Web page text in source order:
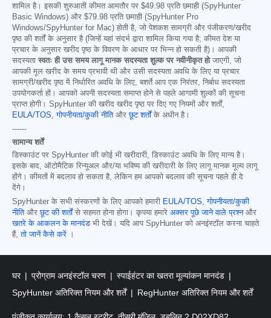
शामिल है। इसकी शुरुआती कीमत आमतौर पर $49.98 प्रति छमाही (SpyHunter
Basic Windows) और $79.98 प्रति छमाही (SpyHunter Pro
Windows/SpyHunter for Mac) होती है, जो पेशकश सामग्री और पंजीकरण/खरीद
पृष्ठ की शर्तों के अनुसार है (जिन्हें यहां संदर्भ द्वारा शामिल किया गया है; कीमत देश या
प्रचार के अनुसार खरीद पृष्ठ के विवरण के आधार पर भिन्न हो सकती है)। आपकी
सदस्यता स्वतः ही उस समय लागू मानक सदस्यता शुल्क पर नवीनीकृत होजाएगी, जो
आपकी मूल खरीद के समय प्रभावी थी और उसी सदस्यता अवधि के लिए या प्रचार
सामग्री/खरीद पृष्ठ में निर्धारित अवधि के लिए, बशर्ते आप एक निरंतर, निर्बाध सदस्यता
उपयोगकर्ता हों। आपको अपनी सदस्यता समाप्त होने से पहले आगामी शुल्कों की सूचना
प्राप्त होगी। SpyHunter की खरीद खरीद पृष्ठ पर दिए गए नियमों और शर्तों,
EULA/TOS ,गोपनीयता/कुकी नीतिऔरछूट शर्तोंके अधीन है।
------
सामान्य शर्तें
डिस्काउंट पर SpyHunter की कोई भी खरीदारी, डिस्काउंट अवधि के लिए मान्य है।
इसके बाद, ऑटोमैटिक रिन्यूअल और/या भविष्य की खरीदारी के लिए लागू मानक मूल्य लागू
होंगे। कीमतों में बदलाव हो सकता है, लेकिन हम आपको बदलाव की सूचना पहले ही दे
देंगे।
SpyHunter के सभी संस्करणों के लिए आपको हमारी EULA/TOS ,गोपनीयता/कुकी
नीतिऔरछूट की शर्तोंसे सहमत होना होगा। कृपया हमारे अक्सर पूछे जाने वाले प्रश्नऔर
खतरे के आकलन के मानदंड भी देखें। यदि आप SpyHunter को अनइंस्टॉल करना चाहते
हैं,तो जानें कैसे करें ।
घर प्रोग्राम अनइंस्टॉल चरण
स्पाईहंटर का खतरा मूल्यांकन मानदंड
SpyHunter अतिरिक्त नियम और शर्तें
RegHunter अतिरिक्त नियम और शर्तें